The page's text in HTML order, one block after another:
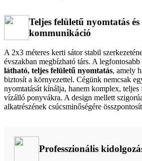
Teljes felületű nyomtatás
kommunikáció
A 2x3 méteres kerti sátor stabil
évszakban megbízható társ. A legfontosabb
látható, teljes felületű nyomtatás, amely
biztosít a környezettel. Cégünk nemcsak
nyomtatását kínálja, hanem komplex, teljes
vízálló ponyvákra. A design mellett
alkatrészének csúcsminőségére
Professzionális